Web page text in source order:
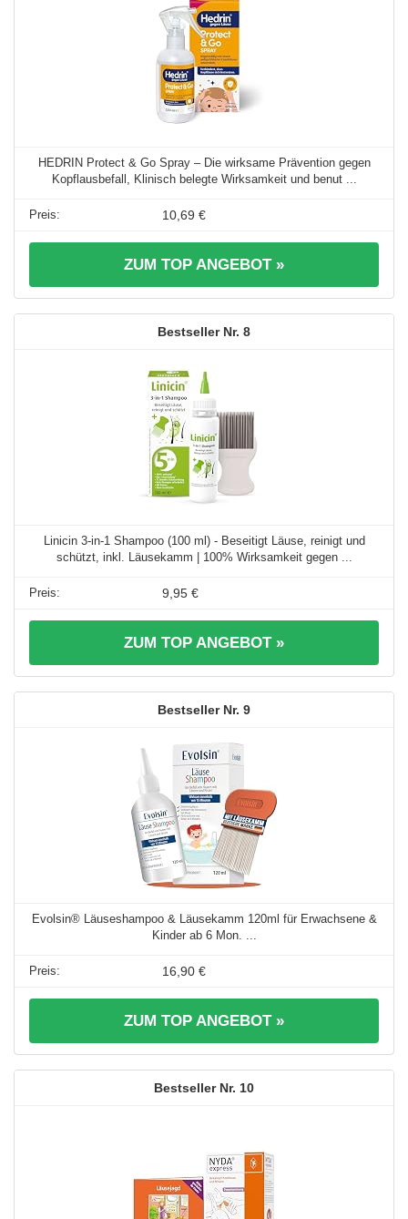
HEDRIN Protect & Go Spray – Die wirksame Prävention gegen
Kopflausbefall, Klinisch belegte Wirksamkeit und benut ...
10,69 €
ZUM TOP ANGEBOT »
8
Linicin 3-in-1 Shampoo (100 ml) - Beseitigt Läuse, reinigt und
schützt, inkl. Läusekamm | 100% Wirksamkeit gegen ...
9,95 €
ZUM TOP ANGEBOT »
9
Evolsin® Läuseshampoo & Läusekamm 120ml für Erwachsene &
Kinder ab 6 Mon. ...
16,90 €
ZUM TOP ANGEBOT »
10